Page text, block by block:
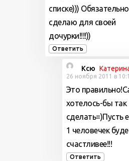
списке))) Обязательно
сделаю для своей
дочурки!!!!))
Ответить
Ксю
26 ноября 2011 в
Это
хотелось-бы так
сделать=)Пусть
1 человечек
счастливее!!!
Ответить